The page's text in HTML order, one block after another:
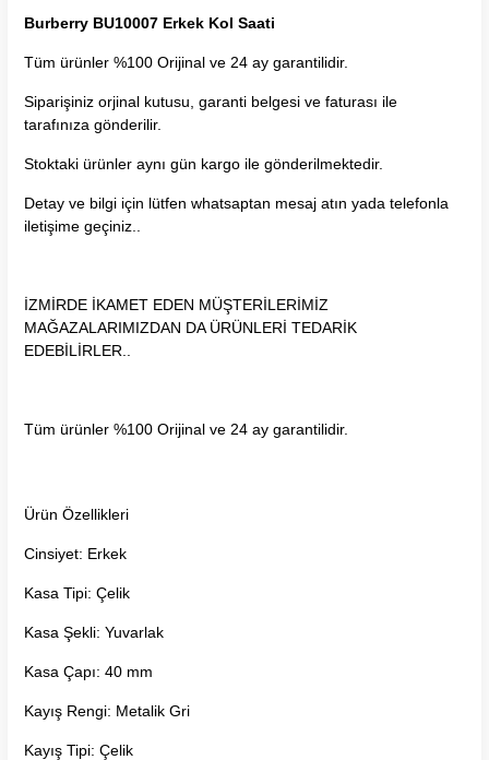
Burberry BU10007 Erkek Kol Saati
Tüm ürünler %100 Orijinal ve 24 ay garantilidir.
Siparişiniz orjinal kutusu, garanti belgesi ve faturası ile
tarafınıza gönderilir.
Stoktaki ürünler aynı gün kargo ile gönderilmektedir.
Detay ve bilgi için lütfen whatsaptan mesaj atın yada telefonla
iletişime geçiniz..
İZMİRDE İKAMET EDEN MÜŞTERİLERİMİZ
MAĞAZALARIMIZDAN DA ÜRÜNLERİ TEDARİK
EDEBİLİRLER..
Tüm ürünler %100 Orijinal ve 24 ay garantilidir.
Ürün Özellikleri
Cinsiyet: Erkek
Kasa Tipi: Çelik
Kasa Şekli: Yuvarlak
Kasa Çapı: 40 mm
Kayış Rengi: Metalik Gri
Kayış Tipi: Çelik